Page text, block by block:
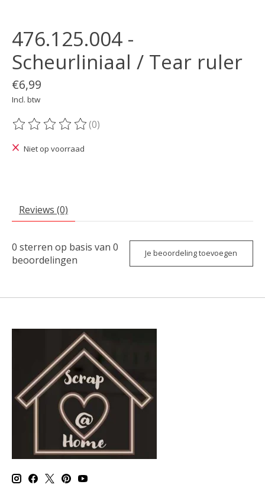
476.125.004 -
Scheurliniaal / Tear ruler
€6,99
Incl. btw
De beoordeling van dit product is
(0)
Niet op voorraad
Reviews (0)
0 sterren op basis van 0
beoordelingen
Je beoordeling toevoegen